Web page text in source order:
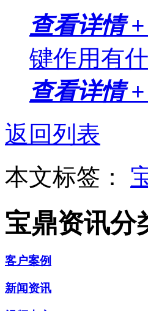
查看详情 +
键作用有
查看详情 +
返回列表
本文标签：
宝鼎资讯分
客户案例
新闻资讯